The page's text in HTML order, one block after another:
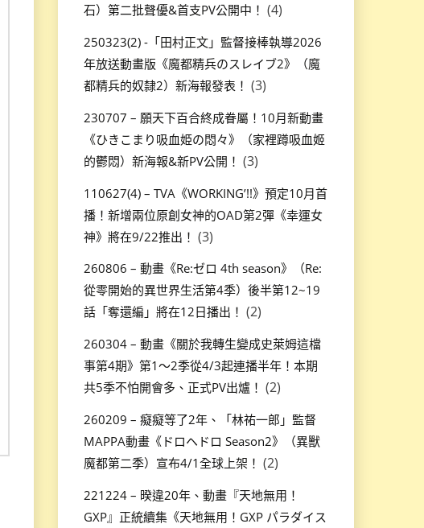
石）第二批聲優&首支PV公開中！ (4)
250323(2) -「田村正文」監督接棒執導2026
年放送動畫版《魔都精兵のスレイブ2》（魔
都精兵的奴隸2）新海報發表！ (3)
230707 – 願天下百合終成眷屬！10月新動畫
《ひきこまり吸血姫の悶々》（家裡蹲吸血姬
的鬱悶）新海報&新PV公開！ (3)
110627(4) – TVA《WORKING’!!》預定10月首
播！新增兩位原創女神的OAD第2彈《幸運女
神》將在9/22推出！ (3)
260806 – 動畫《Re:ゼロ 4th season》（Re:
從零開始的異世界生活第4季）後半第12~19
話「奪還編」將在12日播出！ (2)
260304 – 動畫《關於我轉生變成史萊姆這檔
事第4期》第1～2季從4/3起連播半年！本期
共5季不怕開會多、正式PV出爐！ (2)
260209 – 癡癡等了2年、「林祐一郎」監督
MAPPA動畫《ドロヘドロ Season2》（異獸
魔都第二季）宣布4/1全球上架！ (2)
221224 – 暌違20年、動畫『天地無用！
GXP』正統續集《天地無用！GXP パラダイス